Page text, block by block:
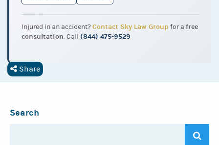
Injured in an accident?Contact Sky Law Group for a free
consultation. Call (844) 475-9529
Share
Search